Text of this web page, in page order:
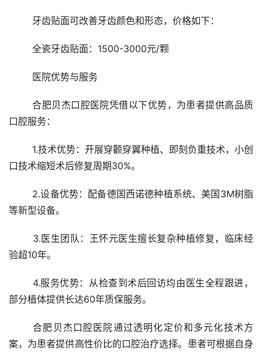
	牙齿贴面可改善牙齿颜色和形态，价格如下：
	全瓷牙齿贴面：1500-3000元/颗
	医院优势与服务
	合肥贝杰口腔医院凭借以下优势，为患者提供高品质
口腔服务：
口技术缩短术后修复周期30%。
等新型设备。
验超10年。
部分植体提供长达60年质保服务。
	合肥贝杰口腔医院通过透明化定价和多元化技术方
案，为患者提供高性价比的口腔治疗选择。患者可根据自身